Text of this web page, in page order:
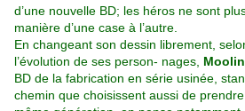
d’une nouvelle BD; les héros ne sont
manière d’une case à l’autre.
En changeant son dessin librement,
l’évolution de ses person- nages,
BD de la fabrication en série usinée,
chemin que choisissent aussi de